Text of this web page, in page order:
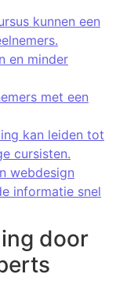
kunnen een
en minder
met een
kan leiden tot
cursisten.
webdesign
informatie snel
door